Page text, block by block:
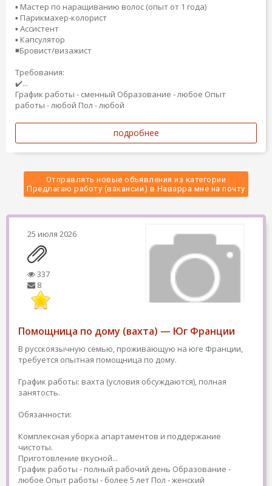
▪️ Мастер по наращиванию волос (опыт от 1 года)
▪️ Парикмахер-колорист
▪️ Ассистент
▪️ Капсулятор
◾️Бровист/визажист
Требования:
✔️...
График работы - сменный Образование - любое Опыт
работы - любой Пол - любой
подробнее
Отправлять новые объявления из категории
Предлагаю работу (вакансии) в Наварра мне на почту
25 июля 2026
337
8
Помощница по дому (вахта) — Юг Франции
В русскоязычную семью, проживающую на юге Франции,
требуется опытная помощница по дому.
График работы: вахта (условия обсуждаются), полная
занятость.
Обязанности:
Комплексная уборка апартаментов и поддержание
чистоты.
Приготовление вкусной...
График работы - полный рабочий день Образование -
любое Опыт работы - более 5 лет Пол - женский